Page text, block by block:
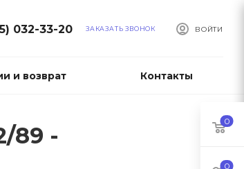
ВОЙТИ
032-33-20 ЗАКАЗАТЬ ЗВОНОК
и возврат Контакты
89 -
0
0